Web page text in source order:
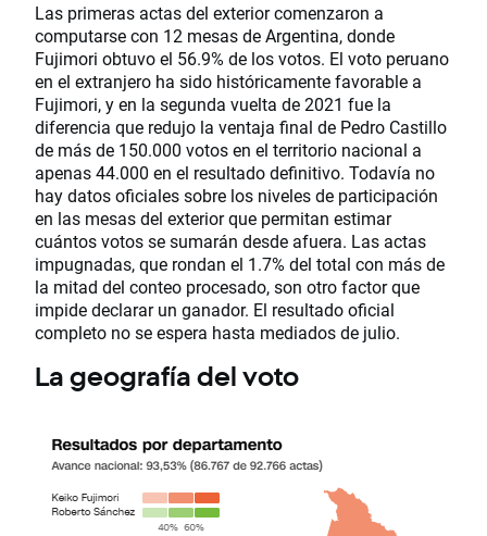
Las primeras actas del exterior comenzaron a
computarse con 12 mesas de Argentina, donde
Fujimori obtuvo el 56.9% de los votos. El voto peruano
en el extranjero ha sido históricamente favorable a
Fujimori, y en la segunda vuelta de 2021 fue la
diferencia que redujo la ventaja final de Pedro Castillo
de más de 150.000 votos en el territorio nacional a
apenas 44.000 en el resultado definitivo. Todavía no
hay datos oficiales sobre los niveles de participación
en las mesas del exterior que permitan estimar
cuántos votos se sumarán desde afuera. Las actas
impugnadas, que rondan el 1.7% del total con más de
la mitad del conteo procesado, son otro factor que
impide declarar un ganador. El resultado oficial
completo no se espera hasta mediados de julio.
La geografía del voto